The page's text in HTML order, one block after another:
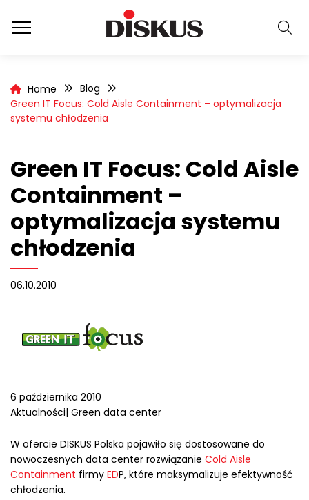
Home
Blog
Green IT Focus: Cold Aisle Containment – optymalizacja
systemu chłodzenia
Green IT Focus: Cold Aisle
Containment –
optymalizacja systemu
chłodzenia
06.10.2010
6 października 2010
Aktualności| Green data center
W ofercie DISKUS Polska pojawiło się dostosowane do
nowoczesnych data center rozwiązanie Cold Aisle
Containment firmy EDP, które maksymalizuje efektywność
chłodzenia.